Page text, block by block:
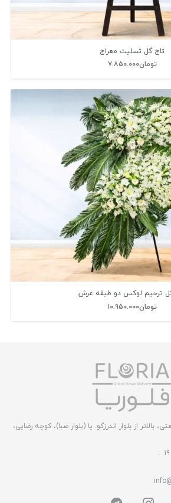
تاج گل تسلیت معراج
تومان۷.۸۵۰.۰۰۰
ترحیم لوکس دو طبقه عرش
تومان۱۰.۹۵۰.۰۰۰
بالاتر از بلوار اندرزگو. یا (بلوار صبا)، کوچه رضایی،